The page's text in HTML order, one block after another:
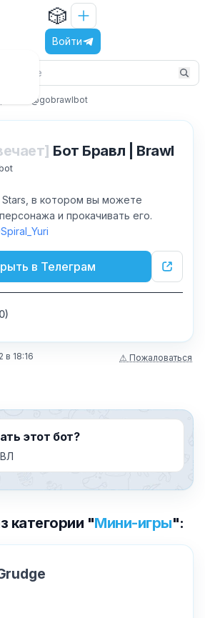
🎲
Войти
@gobrawlbot
Бот Бравл | Brawl
в котором вы можете
и прокачивать его.
в Телеграм
0)
в 18:16 ⚠ Пожаловаться
этот бот?
категории "Мини-игры":